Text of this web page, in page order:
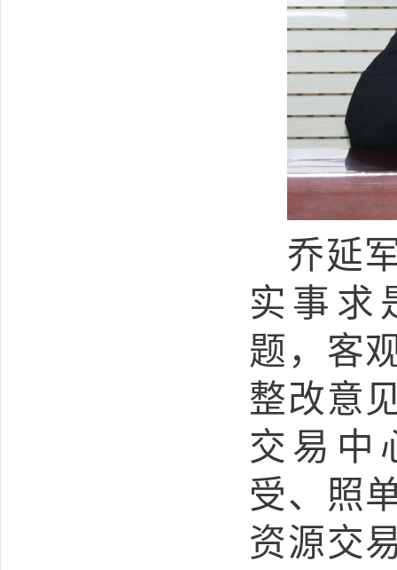
乔延
实事求
题，客
整改意
交易中
受、照
资源交